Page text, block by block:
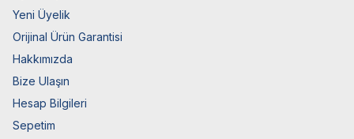
Yeni Üyelik
Orijinal Ürün Garantisi
Hakkımızda
Bize Ulaşın
Hesap Bilgileri
Sepetim